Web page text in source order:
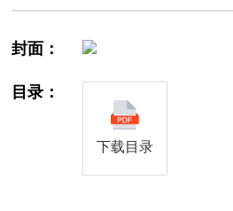
封面：
目录：
下载目录